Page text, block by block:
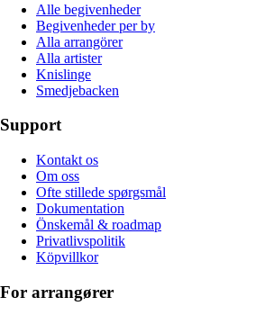
Alle begivenheder
Begivenheder per by
Alla arrangörer
Alla artister
Knislinge
Smedjebacken
Support
Kontakt os
Om oss
Ofte stillede spørgsmål
Dokumentation
Önskemål & roadmap
Privatlivspolitik
Köpvillkor
For arrangører